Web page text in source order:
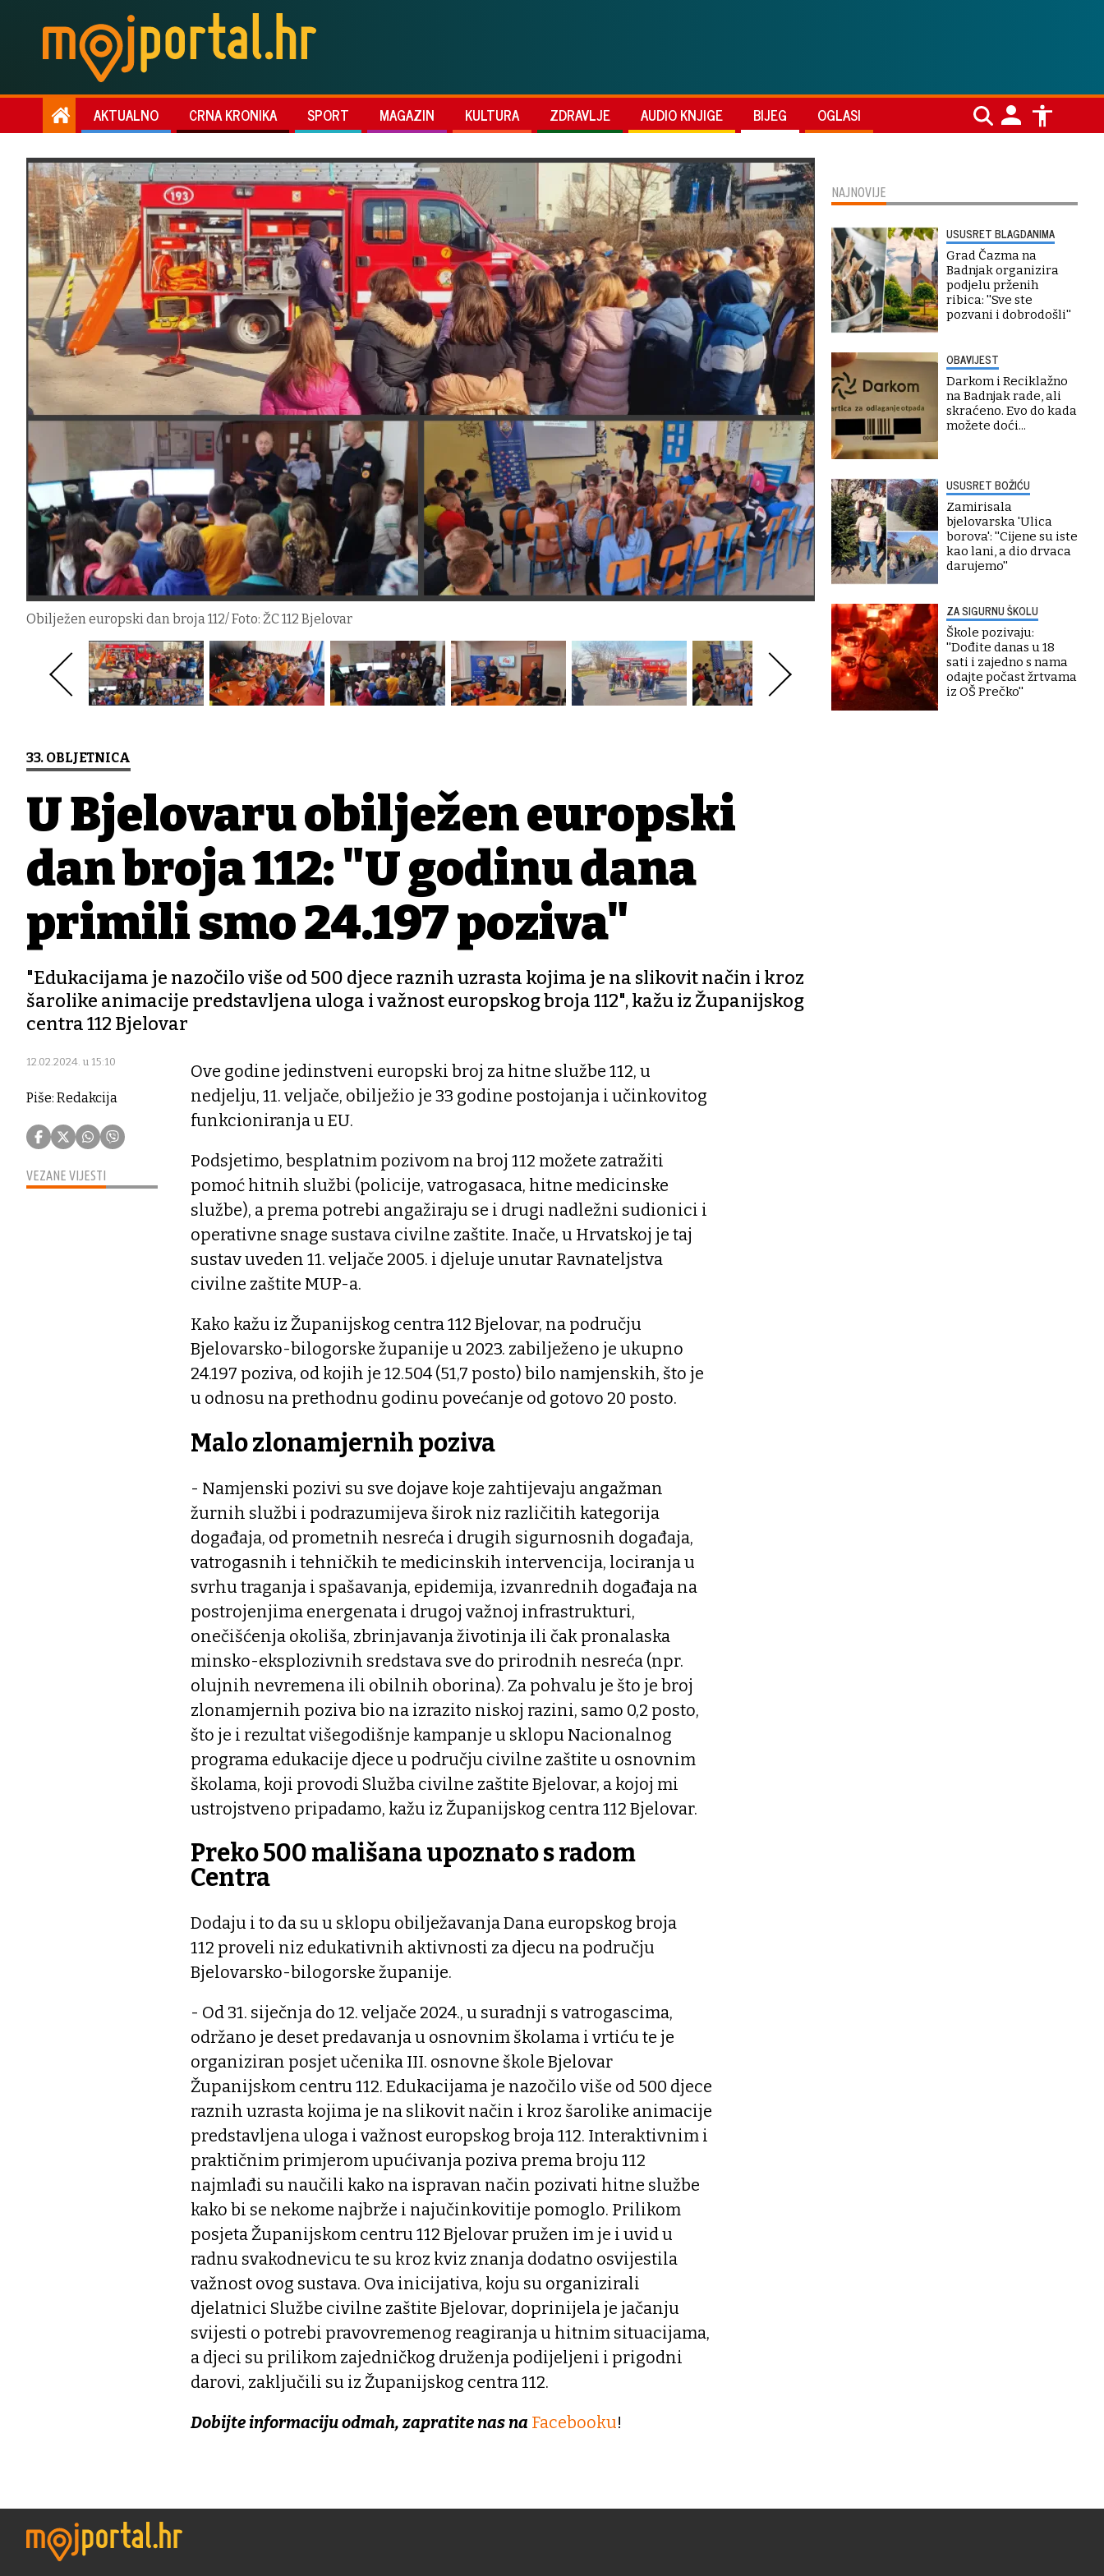
AKTUALNO CRNA KRONIKA SPORT MAGAZIN KULTURA ZDRAVLJE AUDIO KNJIGE BIJEG OGLASI
Obilježen europski dan broja 112/ Foto: ŽC 112 Bjelovar
33. OBLJETNICA
U Bjelovaru obilježen europski
dan broja 112: "U godinu dana
primili smo 24.197 poziva"
"Edukacijama je nazočilo više od 500 djece raznih uzrasta kojima je na slikovit način i kroz
šarolike animacije predstavljena uloga i važnost europskog broja 112", kažu iz Županijskog
centra 112 Bjelovar
12.02.2024. u 15:10
Piše: Redakcija
VEZANE VIJESTI
Ove godine jedinstveni europski broj za hitne službe 112, u
nedjelju, 11. veljače, obilježio je 33 godine postojanja i učinkovitog
funkcioniranja u EU.
Podsjetimo, besplatnim pozivom na broj 112 možete zatražiti
pomoć hitnih službi (policije, vatrogasaca, hitne medicinske
službe), a prema potrebi angažiraju se i drugi nadležni sudionici i
operativne snage sustava civilne zaštite. Inače, u Hrvatskoj je taj
sustav uveden 11. veljače 2005. i djeluje unutar Ravnateljstva
civilne zaštite MUP-a.
Kako kažu iz Županijskog centra 112 Bjelovar, na području
Bjelovarsko-bilogorske županije u 2023. zabilježeno je ukupno
24.197 poziva, od kojih je 12.504 (51,7 posto) bilo namjenskih, što je
u odnosu na prethodnu godinu povećanje od gotovo 20 posto.
Malo zlonamjernih poziva
- Namjenski pozivi su sve dojave koje zahtijevaju angažman
žurnih službi i podrazumijeva širok niz različitih kategorija
događaja, od prometnih nesreća i drugih sigurnosnih događaja,
vatrogasnih i tehničkih te medicinskih intervencija, lociranja u
svrhu traganja i spašavanja, epidemija, izvanrednih događaja na
postrojenjima energenata i drugoj važnoj infrastrukturi,
onečišćenja okoliša, zbrinjavanja životinja ili čak pronalaska
minsko-eksplozivnih sredstava sve do prirodnih nesreća (npr.
olujnih nevremena ili obilnih oborina). Za pohvalu je što je broj
zlonamjernih poziva bio na izrazito niskoj razini, samo 0,2 posto,
što je i rezultat višegodišnje kampanje u sklopu Nacionalnog
programa edukacije djece u području civilne zaštite u osnovnim
školama, koji provodi Služba civilne zaštite Bjelovar, a kojoj mi
ustrojstveno pripadamo, kažu iz Županijskog centra 112 Bjelovar.
Preko 500 mališana upoznato s radom
Centra
Dodaju i to da su u sklopu obilježavanja Dana europskog broja
112 proveli niz edukativnih aktivnosti za djecu na području
Bjelovarsko-bilogorske županije.
- Od 31. siječnja do 12. veljače 2024., u suradnji s vatrogascima,
održano je deset predavanja u osnovnim školama i vrtiću te je
organiziran posjet učenika III. osnovne škole Bjelovar
Županijskom centru 112. Edukacijama je nazočilo više od 500 djece
raznih uzrasta kojima je na slikovit način i kroz šarolike animacije
predstavljena uloga i važnost europskog broja 112. Interaktivnim i
praktičnim primjerom upućivanja poziva prema broju 112
najmlađi su naučili kako na ispravan način pozivati hitne službe
kako bi se nekome najbrže i najučinkovitije pomoglo. Prilikom
posjeta Županijskom centru 112 Bjelovar pružen im je i uvid u
radnu svakodnevicu te su kroz kviz znanja dodatno osvijestila
važnost ovog sustava. Ova inicijativa, koju su organizirali
djelatnici Službe civilne zaštite Bjelovar, doprinijela je jačanju
svijesti o potrebi pravovremenog reagiranja u hitnim situacijama,
a djeci su prilikom zajedničkog druženja podijeljeni i prigodni
darovi, zaključili su iz Županijskog centra 112.
Dobijte informaciju odmah, zapratite nas na Facebooku!
NAJNOVIJE
USUSRET BLAGDANIMA
Grad Čazma na
Badnjak organizira
podjelu prženih
ribica: ''Sve ste
pozvani i dobrodošli''
OBAVIJEST
Darkom i Reciklažno
na Badnjak rade, ali
skraćeno. Evo do kada
možete doći...
USUSRET BOŽIĆU
Zamirisala
bjelovarska 'Ulica
borova': ''Cijene su iste
kao lani, a dio drvaca
darujemo''
ZA SIGURNU ŠKOLU
Škole pozivaju:
''Dođite danas u 18
sati i zajedno s nama
odajte počast žrtvama
iz OŠ Prečko''